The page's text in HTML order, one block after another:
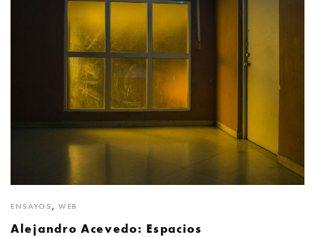
ENSAYOS , WEB
Alejandro Acevedo: Espacios